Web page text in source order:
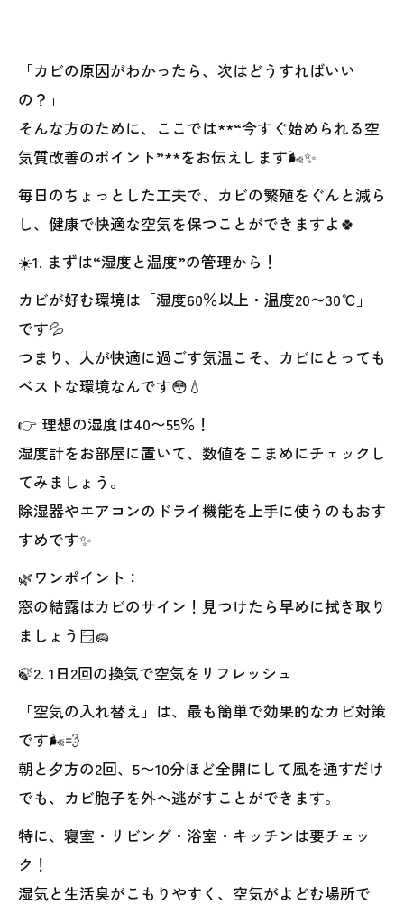
「カビの原因がわかったら、次はどうすればいい
の？」
そんな方のために、ここでは**“今すぐ始められる空
気質改善のポイント”**をお伝えします🌬️✨
毎日のちょっとした工夫で、カビの繁殖をぐんと減ら
し、健康で快適な空気を保つことができますよ🍀
☀️1. まずは“湿度と温度”の管理から！
カビが好む環境は「湿度60％以上・温度20〜30℃」
です💦
つまり、人が快適に過ごす気温こそ、カビにとっても
ベストな環境なんです😳💧
👉 理想の湿度は40〜55％！
湿度計をお部屋に置いて、数値をこまめにチェックし
てみましょう。
除湿器やエアコンのドライ機能を上手に使うのもおす
すめです✨
🌿ワンポイント：
窓の結露はカビのサイン！見つけたら早めに拭き取り
ましょう🪟🧽
🍃2. 1日2回の換気で空気をリフレッシュ
「空気の入れ替え」は、最も簡単で効果的なカビ対策
です🌬️💨
朝と夕方の2回、5〜10分ほど全開にして風を通すだけ
でも、カビ胞子を外へ逃がすことができます。
特に、寝室・リビング・浴室・キッチンは要チェッ
ク！
湿気と生活臭がこもりやすく、空気がよどむ場所で